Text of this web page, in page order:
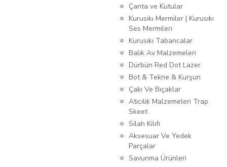
Çanta ve Kutular
Kurusıkı Mermiler | Kurusıkı
Ses Mermileri
Kurusıkı Tabancalar
Balık Av Malzemeleri
Dürbün Red Dot Lazer
Bot & Tekne & Kurşun
Çakı Ve Bıçaklar
Atıcılık Malzemeleri Trap
Skeet
Silah Kılıfı
Aksesuar Ve Yedek
Parçalar
Savunma Ürünleri